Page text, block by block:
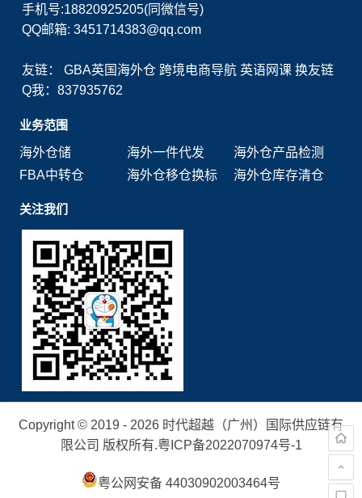
手机号:18820925205(同微信号)
QQ邮箱: 3451714383@qq.com
友链：GBA英国海外仓 跨境电商导航 英语网课 换友链
Q我：837935762
业务范围
海外仓储
海外一件代发
海外仓产品检测
FBA中转仓
海外仓移仓换标 海外仓库存清仓
关注我们
Copyright © 2019 - 2026 时代超越（广州）国际供应链有
限公司 版权所有.粤ICP备2022070974号-1
粤公网安备 44030902003464号